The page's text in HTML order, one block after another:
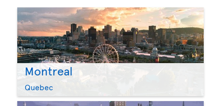
Montreal
Quebec